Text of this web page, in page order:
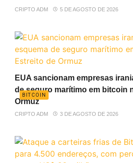
CRIPTO ADM 5 DE AGOSTO DE 2026
BITCOIN
EUA sancionam empresas
de seguro marítimo em bitcoin
Ormuz
CRIPTO ADM 3 DE AGOSTO DE 2026